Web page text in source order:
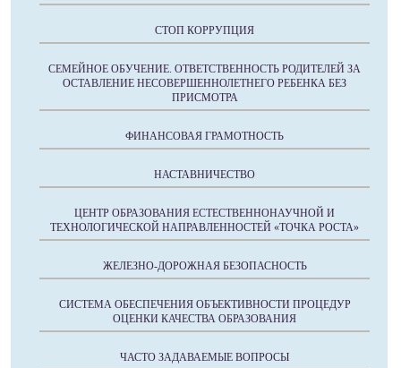
СТОП КОРРУПЦИЯ
СЕМЕЙНОЕ ОБУЧЕНИЕ. ОТВЕТСТВЕННОСТЬ РОДИТЕЛЕЙ ЗА
ОСТАВЛЕНИЕ НЕСОВЕРШЕННОЛЕТНЕГО РЕБЕНКА БЕЗ
ПРИСМОТРА
ФИНАНСОВАЯ ГРАМОТНОСТЬ
НАСТАВНИЧЕСТВО
ЦЕНТР ОБРАЗОВАНИЯ ЕСТЕСТВЕННОНАУЧНОЙ И
ТЕХНОЛОГИЧЕСКОЙ НАПРАВЛЕННОСТЕЙ «ТОЧКА РОСТА»
ЖЕЛЕЗНО-ДОРОЖНАЯ БЕЗОПАСНОСТЬ
СИСТЕМА ОБЕСПЕЧЕНИЯ ОБЪЕКТИВНОСТИ ПРОЦЕДУР
ОЦЕНКИ КАЧЕСТВА ОБРАЗОВАНИЯ
ЧАСТО ЗАДАВАЕМЫЕ ВОПРОСЫ